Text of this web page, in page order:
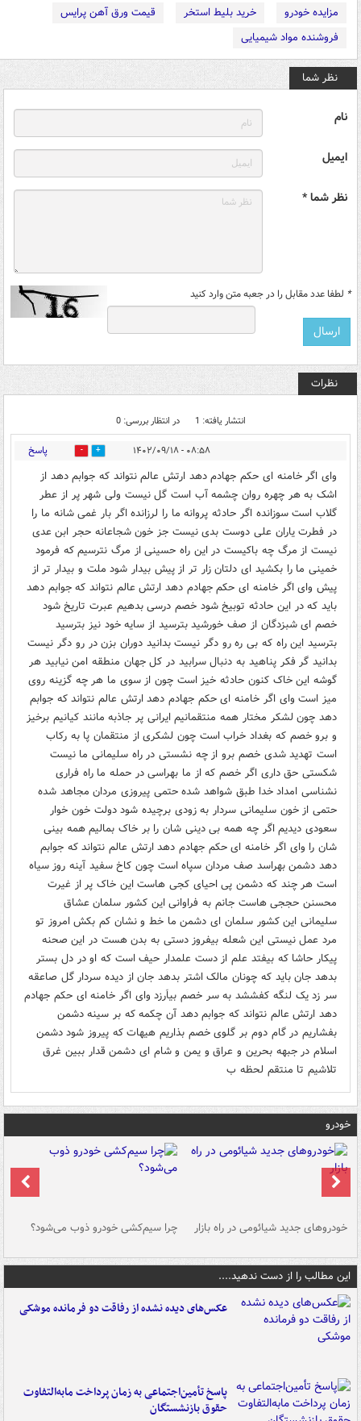
مزایده خودرو
خرید بلیط استخر
قیمت ورق آهن پرایس
فروشنده مواد شیمیایی
نظر شما
نام
ایمیل
نظر شما *
* لطفا عدد مقابل را در جعبه متن وارد کنید
نظرات
انتشار یافته: 1 در انتظار بررسی: 0
۰۸:۵۸ - ۱۴۰۲/۰۹/۱۸ 0 پاسخ
وای اگر خامنه ای حکم جهادم دهد ارتش عالم نتواند که جوابم دهد از
اشک به هر چهره روان چشمه آب است گل نیست ولی شهر پر از عطر
گلاب است سوزانده اگر حادثه پروانه ما را لرزانده اگر بار غمی شانه ما را
در فطرت یاران علی دوست بدی نیست جز خون شجاعانه حجر ابن عدی
نیست از مرگ چه باکیست در این راه حسینی از مرگ نترسیم که فرمود
خمینی ما را بکشید ای دلتان زار تر از پیش بیدار شود ملت و بیدار تر از
پیش وای اگر خامنه ای حکم جهادم دهد ارتش عالم نتواند که جوابم دهد
باید که در این حادثه توبیخ شود خصم درسی بدهیم عبرت تاریخ شود
خصم ای شبزدگان از صف خورشید بترسید از سایه خود نیز بترسید
بترسید این راه که بی ره رو دگر نیست بدانید دوران بزن در رو دگر نیست
بدانید گر فکر پناهید به دنبال سرابید در کل جهان منطقه امن نیابید هر
گوشه این خاک کنون حادثه خیز است چون از سوی ما هر چه گزینه روی
میز است وای اگر خامنه ای حکم جهادم دهد ارتش عالم نتواند که جوابم
دهد چون لشکر مختار همه منتقمانیم ایرانی پر جاذبه مانند کیانیم برخیز
و برو خصم که بغداد خراب است چون لشکری از منتقمان پا به رکاب
است تهدید شدی خصم برو از چه نشستی در راه سلیمانی ما نیست
شکستی حق داری اگر خصم که از ما بهراسی در حمله ما راه فراری
نشناسی امداد خدا طبق شواهد شده حتمی پیروزی مردان مجاهد شده
حتمی از خون سلیمانی سردار به زودی برچیده شود دولت خون خوار
سعودی دیدیم اگر چه همه بی دینی شان را بر خاک بمالیم همه بینی
شان را وای اگر خامنه ای حکم جهادم دهد ارتش عالم نتواند که جوابم
دهد دشمن بهراسد صف مردان سپاه است چون کاخ سفید آینه روز سیاه
است هر چند که دشمن پی احیای کجی هاست این خاک پر از غیرت
محسنن حججی هاست جانم به فراوانی این کشور سلمان عشاق
سلیمانی این کشور سلمان ای دشمن ما خط و نشان کم بکش امروز تو
مرد عمل نیستی این شعله بیفروز دستی به بدن هست در این صحنه
پیکار حاشا که بیفتد علم از دست علمدار حیف است که او در دل بستر
بدهد جان باید که چونان مالک اشتر بدهد جان از دیده سردار گل صاعقه
سر زد یک لنگه کفششد به سر خصم بیاَرزد وای اگر خامنه ای حکم جهادم
دهد ارتش عالم نتواند که جوابم دهد آن چکمه که بر سینه دشمن
بفشاریم در گام دوم بر گلوی خصم بذاریم هیهات که پیروز شود دشمن
اسلام در جبهه بحرین و عراق و یمن و شام ای دشمن قدار ببین غرق
تلاشیم تا منتقم لحظه ب
خودرو
خودروهای جدید شیائومی در راه بازار چرا سیم‌کشی خودرو ذوب می‌شود؟
این مطالب را از دست ندهید....
عکس‌های دیده نشده از رفاقت دو فرمانده‌ موشکی
پاسخ تأمین‌اجتماعی به زمان پرداخت مابه‌التفاوت
حقوق بازنشستگان